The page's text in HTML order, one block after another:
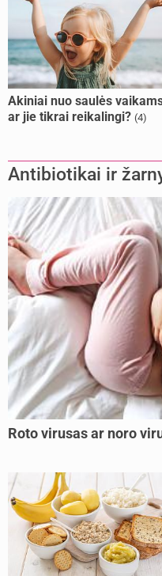
Akiniai nuo saulės
ar jie tikrai reikalingi? (4)
Antibiotikai ir
Roto virusas ar noro